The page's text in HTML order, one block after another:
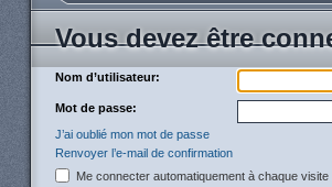
Vous devez être
Nom d’utilisateur:
Mot de passe:
J’ai oublié mon mot de passe
Renvoyer l’e-mail de confirmation
Me connecter automatiquement à chaque visite